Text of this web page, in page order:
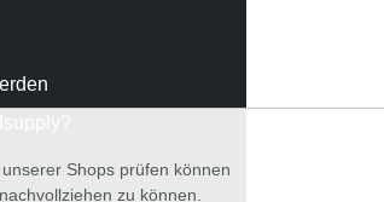
Shops prüfen können
zu können.